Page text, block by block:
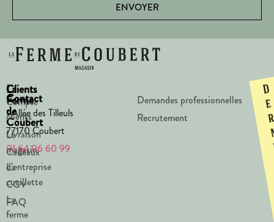
ENVOYER
La
Ferme
de
Coubert
Le
magasin
La
cueillette
La
ferme
Clients
Compte
clients
Livraison
Cadeaux
d’entreprise
CGV
FAQ
Contact
1 Allée des Tilleuls
77170 Coubert
01 64 06 60 99
Demandes professionnelles
Recrutement
D
e